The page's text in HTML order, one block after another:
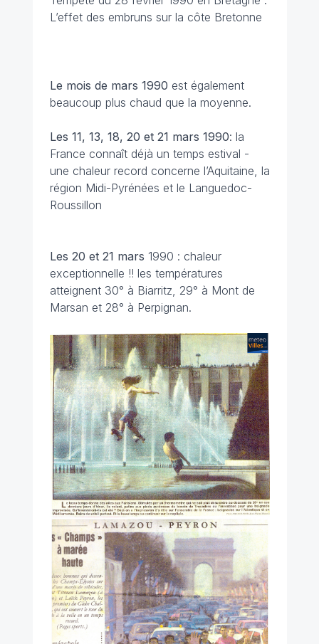
L’effet des embruns sur la côte Bretonne
Le mois de mars 1990 est également
beaucoup plus chaud que la moyenne.
Les 11, 13, 18, 20 et 21 mars 1990: la
France connaît déjà un temps estival -
une chaleur record concerne l’Aquitaine, la
région Midi-Pyrénées et le Languedoc-
Roussillon
Les 20 et 21 mars 1990 : chaleur
exceptionnelle !! les températures
atteignent 30° à Biarritz, 29° à Mont de
Marsan et 28° à Perpignan.